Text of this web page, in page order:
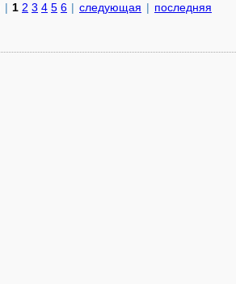
| 1 2 3 4 5 6 | следующая | последняя